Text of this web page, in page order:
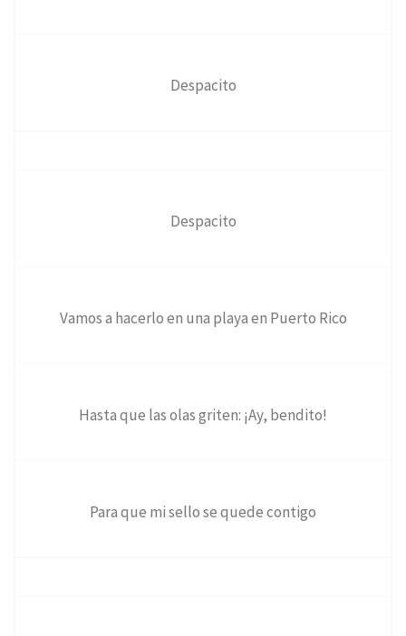
Despacito
Despacito
Vamos a hacerlo en una playa en Puerto Rico
Hasta que las olas griten: ¡Ay, bendito!
Para que mi sello se quede contigo